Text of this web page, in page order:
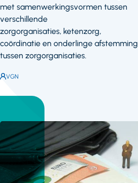
met samenwerkingsvormen tussen
verschillende
zorgorganisaties, ketenzorg,
coördinatie en onderlinge afstemming
tussen zorgorganisaties.
Auteur:
VGN